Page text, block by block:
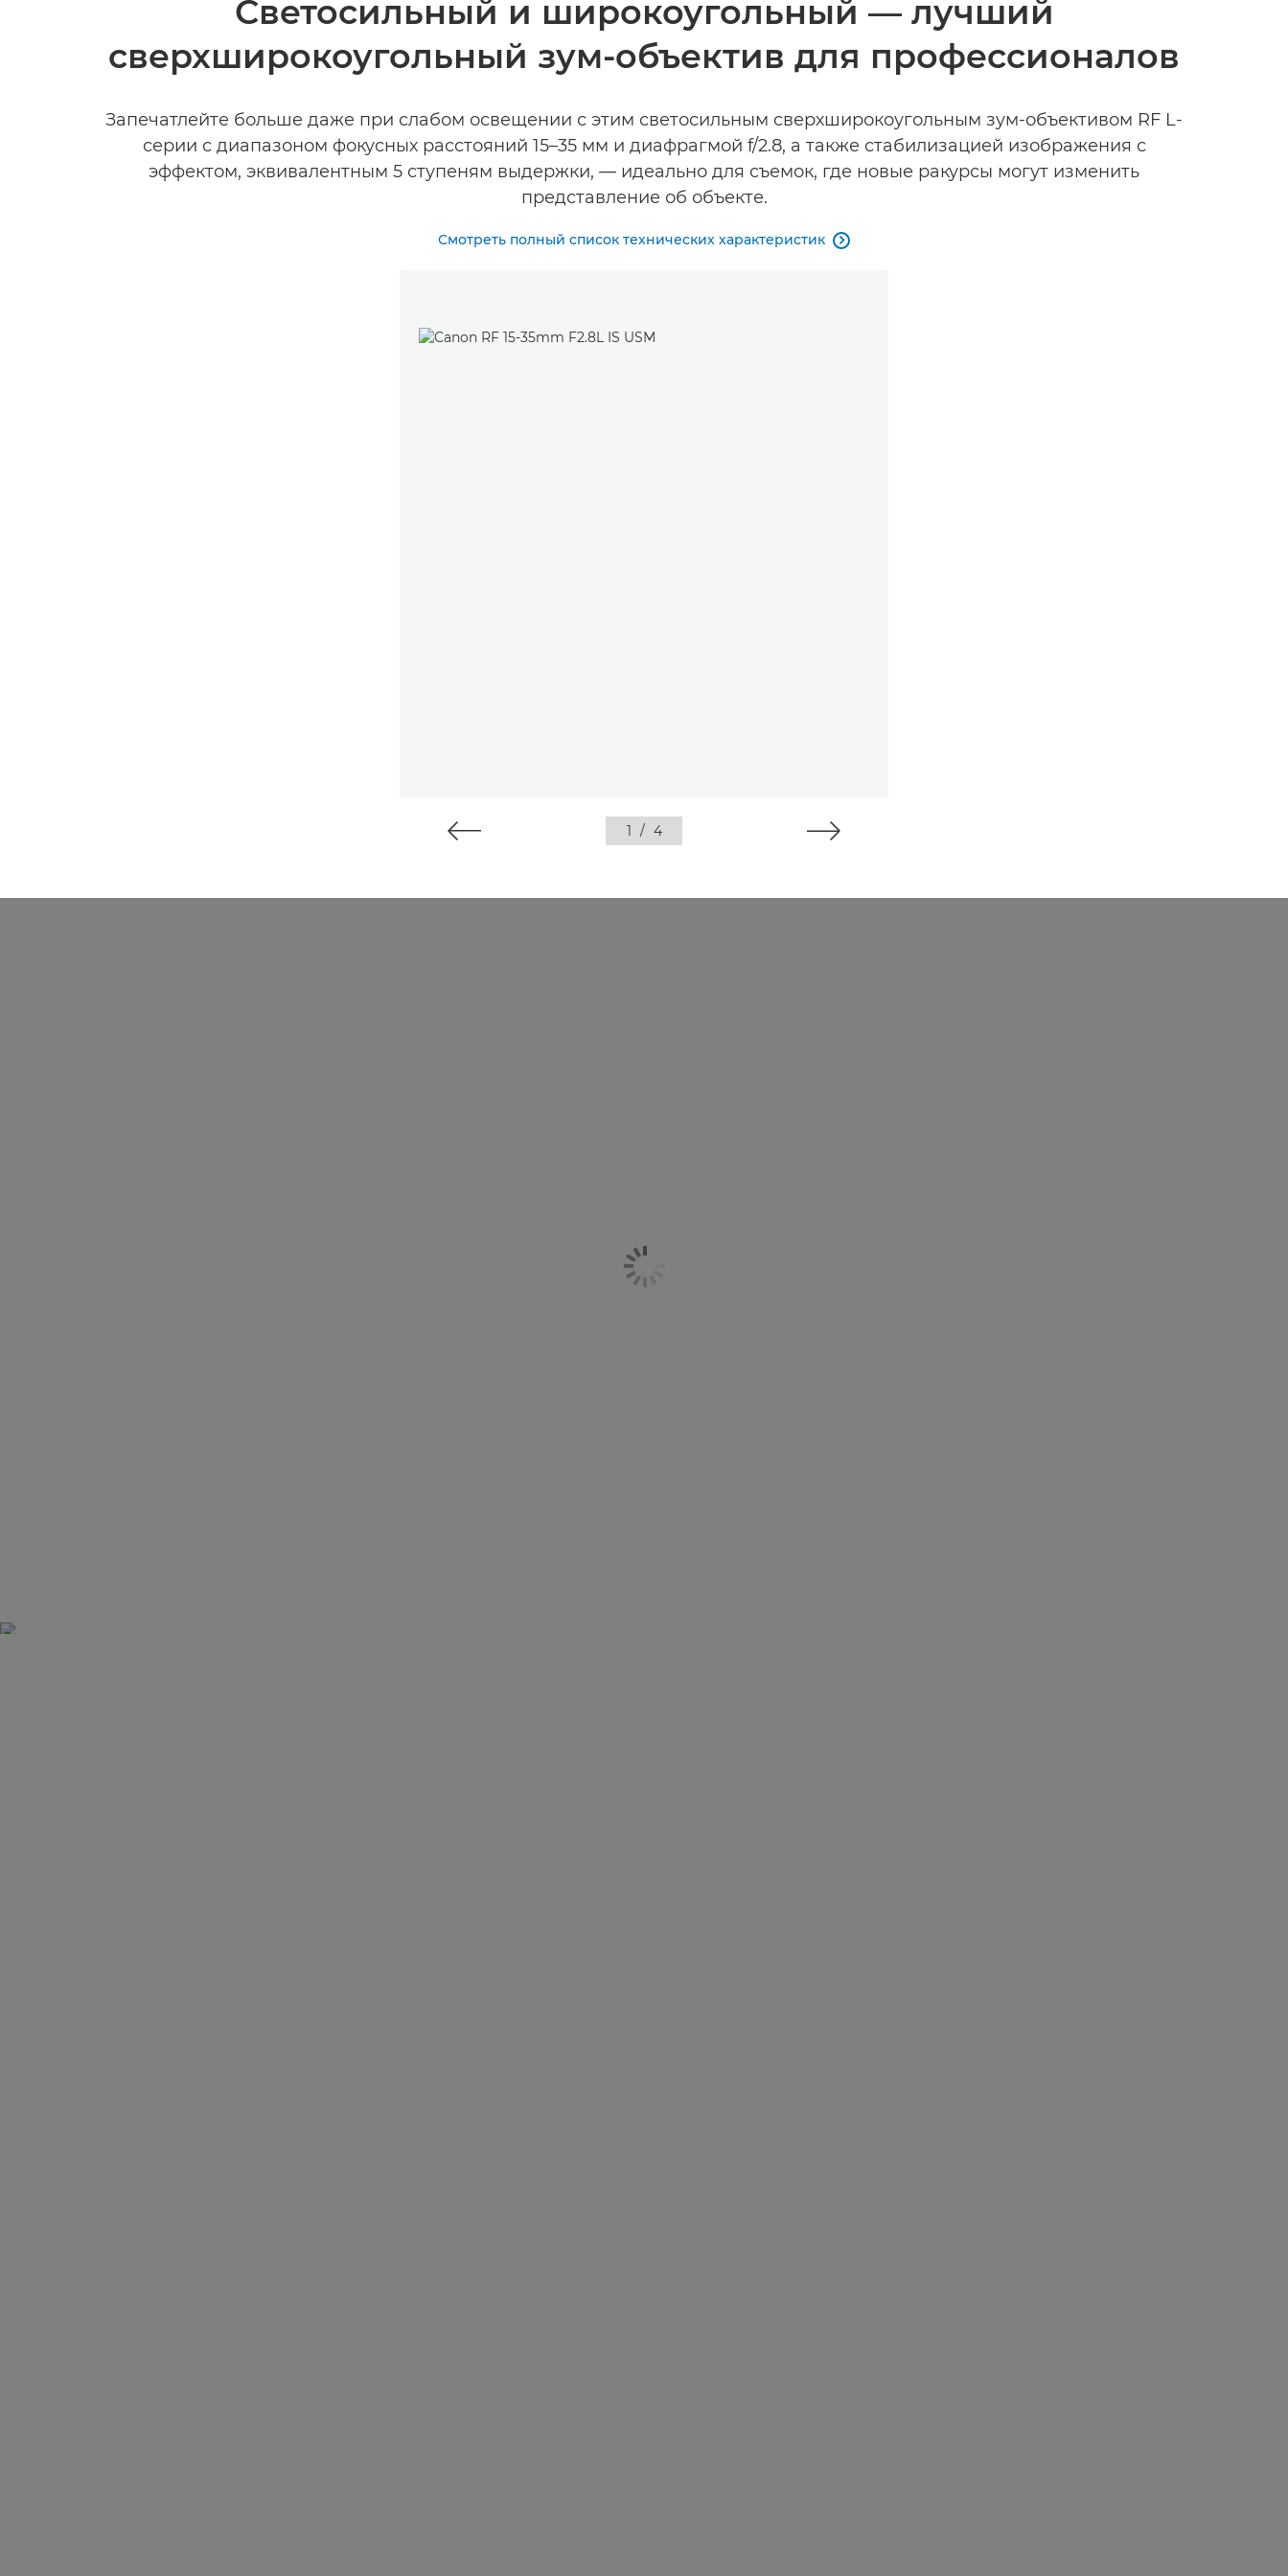
Светосильный и широкоугольный — лучший
сверхширокоугольный зум-объектив для профессионалов
Запечатлейте больше даже при слабом освещении с этим светосильным сверхширокоугольным зум-объективом RF L-
серии с диапазоном фокусных расстояний 15–35 мм и диафрагмой f/2.8, а также стабилизацией изображения с
эффектом, эквивалентным 5 ступеням выдержки, — идеально для съемок, где новые ракурсы могут изменить
представление об объекте.
Смотреть полный список технических характеристик 
1 / 4